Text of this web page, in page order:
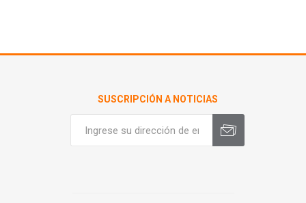
SUSCRIPCIÓN A NOTICIAS